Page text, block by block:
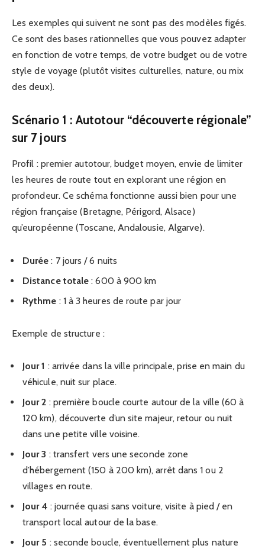
Les exemples qui suivent ne sont pas des modèles figés.
Ce sont des bases rationnelles que vous pouvez adapter
en fonction de votre temps, de votre budget ou de votre
style de voyage (plutôt visites culturelles, nature, ou mix
des deux).
Scénario 1 : Autotour “découverte régionale”
sur 7 jours
Profil : premier autotour, budget moyen, envie de limiter
les heures de route tout en explorant une région en
profondeur. Ce schéma fonctionne aussi bien pour une
région française (Bretagne, Périgord, Alsace)
qu’européenne (Toscane, Andalousie, Algarve).
Durée : 7 jours / 6 nuits
Distance totale : 600 à 900 km
Rythme : 1 à 3 heures de route par jour
Exemple de structure :
Jour 1 : arrivée dans la ville principale, prise en main du
véhicule, nuit sur place.
Jour 2 : première boucle courte autour de la ville (60 à
120 km), découverte d’un site majeur, retour ou nuit
dans une petite ville voisine.
Jour 3 : transfert vers une seconde zone
d’hébergement (150 à 200 km), arrêt dans 1 ou 2
villages en route.
Jour 4 : journée quasi sans voiture, visite à pied / en
transport local autour de la base.
Jour 5 : seconde boucle, éventuellement plus nature